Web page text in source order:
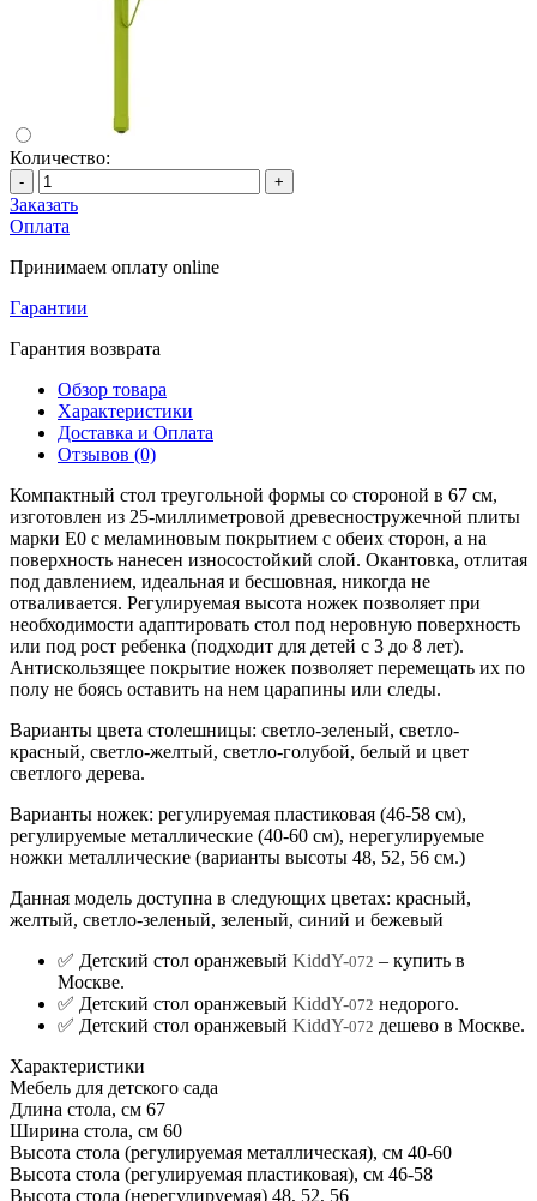
Количество:
- +
Заказать
Оплата
Принимаем оплату online
Гарантии
Гарантия возврата
Обзор товара
Характеристики
Доставка и Оплата
Отзывов (0)
Компактный стол треугольной формы со стороной в 67 см,
изготовлен из 25-миллиметровой древесностружечной плиты
марки E0 с меламиновым покрытием с обеих сторон, а на
поверхность нанесен износостойкий слой. Окантовка, отлитая
под давлением, идеальная и бесшовная, никогда не
отваливается. Регулируемая высота ножек позволяет при
необходимости адаптировать стол под неровную поверхность
или под рост ребенка (подходит для детей с 3 до 8 лет).
Антискользящее покрытие ножек позволяет перемещать их по
полу не боясь оставить на нем царапины или следы.
Варианты цвета столешницы: светло-зеленый, светло-
красный, светло-желтый, светло-голубой, белый и цвет
светлого дерева.
Варианты ножек: регулируемая пластиковая (46-58 см),
регулируемые металлические (40-60 см), нерегулируемые
ножки металлические (варианты высоты 48, 52, 56 см.)
Данная модель доступна в следующих цветах: красный,
желтый, светло-зеленый, зеленый, синий и бежевый
✅ Детский стол оранжевый KiddY-072 – купить в
Москве.
✅ Детский стол оранжевый KiddY-072 недорого.
✅ Детский стол оранжевый KiddY-072 дешево в Москве.
Характеристики
Мебель для детского сада
Длина стола, см 67
Ширина стола, см 60
Высота стола (регулируемая металлическая), см 40-60
Высота стола (регулируемая пластиковая), см 46-58
Высота стола (нерегулируемая) 48, 52, 56